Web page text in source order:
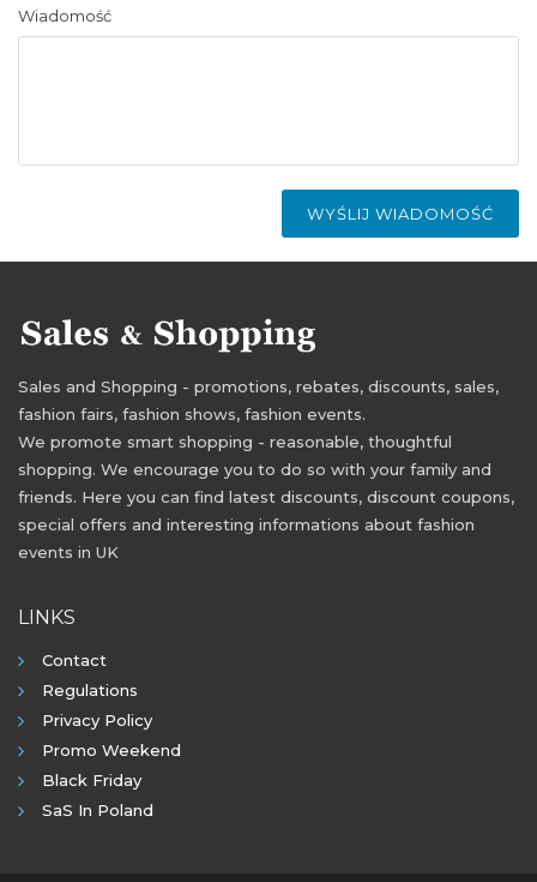
Wiadomość
WYŚLIJ WIADOMOŚĆ
Sales and Shopping - promotions, rebates, discounts, sales,
fashion fairs, fashion shows, fashion events.
We promote smart shopping - reasonable, thoughtful
shopping. We encourage you to do so with your family and
friends. Here you can find latest discounts, discount coupons,
special offers and interesting informations about fashion
events in UK
LINKS
Contact
Regulations
Privacy Policy
Promo Weekend
Black Friday
SaS In Poland